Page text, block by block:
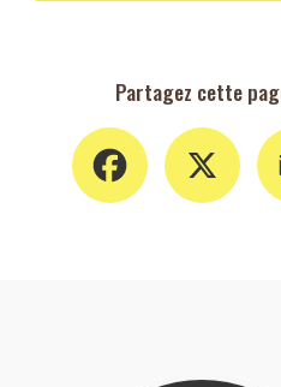
Partagez cette
Facebook